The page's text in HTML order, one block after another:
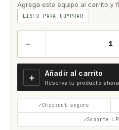
Agrega este equipo al carrito y
LISTO PARA COMPRAR
−
＋ Añadir al carrito
Reserva tu producto ahora
Checkout seguro
Soporte